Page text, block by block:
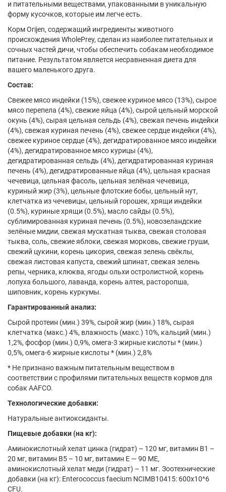
и питательными веществами, упакованными в уникальную
форму кусочков, которые им легче есть.
Корм Orijen, содержащий ингредиенты животного
происхождения WholePrey, сделан из наиболее питательных и
сочных частей дичи, чтобы обеспечить собакам необходимое
питание. Результатом является несравненная диета для
вашего маленького друга.
Состав:
Свежее мясо индейки (15%), свежее куриное мясо (13%), сырое
мясо перепела (4%), свежие яйца (4%), сырой цельный морской
окунь (4%), сырая цельная сельдь (4%), свежая печень индейки
(4%), свежая куриная печень (4%), свежее сердце индейки (4%),
свежее куриное сердце (4%), дегидратированное мясо индейки
(4%), дегидратированное мясо курицы (4%),
дегидратированная сельдь (4%), дегидратированная куриная
печень (4%), дегидратированные яйца (4%), цельная красная
чечевица, цельная фасоль, цельная зелёная чечевица,
куриный жир (3%), цельные флотские бобы, цельный нут,
клетчатка из чечевицы, цельный горошек, хрящи индейки
(0.5%), куриные хрящи (0.5%), масло сайды (0.5%),
сублимированная куриная печень (0.5%), новозеландские
зелёные мидии, свежая мускатная тыква, свежая столовая
тыква, соль, свежие яблоки, свежая морковь, свежие груши,
свежий цукини, корень цикория, свежая зелень свёклы,
свежая листовая капуста, свежий шпинат, свежая зелень
репы, черника, клюква, ягоды ольхи остролистной, корень
лопуха большого, лаванда, корень алтея, расторопша,
шиповник, корень куркумы.
Гарантированный анализ:
Сырой протеин (мин.) 39%, сырой жир (мин.) 18%, сырая
клетчатка (макс.) 4%, влажность (макс.) 10%, кальций (мин.)
1,2%, фосфор (мин.) 0,9%, омега-3 жирные кислоты * (мин.)
0,5%, омега-6 жирные кислоты * (мин.) 2,8%
* Не признано важным питательным веществом в
соответствии с профилями питательных веществ кормов для
собак AAFCO.
Технологические добавки:
Натуральные антиоксиданты.
Пищевые добавки (на кг):
Аминокислотный хелат цинка (гидрат) – 120 мг, витамин B1 –
20 мг, витамин B5 – 10 мг, витамин E — 90 МЕ,
аминокислотный хелат меди (гидрат) – 11 мг. Зоотехнические
добавки (на кг): Enterococcus faecium NCIMB10415: 600x10^6
CFU.